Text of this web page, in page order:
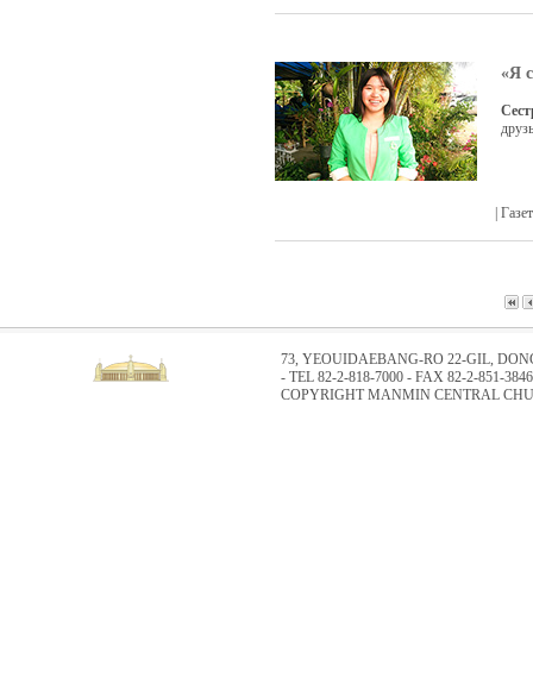
«Я
|
73, YEOUIDAEBANG-RO 22-GIL,
- TEL 82-2-818-7000 - FAX 82-2-851-3846
COPYRIGHT MANMIN CENTRAL